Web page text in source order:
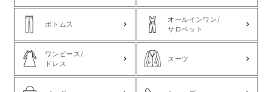
ボトムス
オールインワン/
サロペット
ワンピース/
ドレス
スーツ